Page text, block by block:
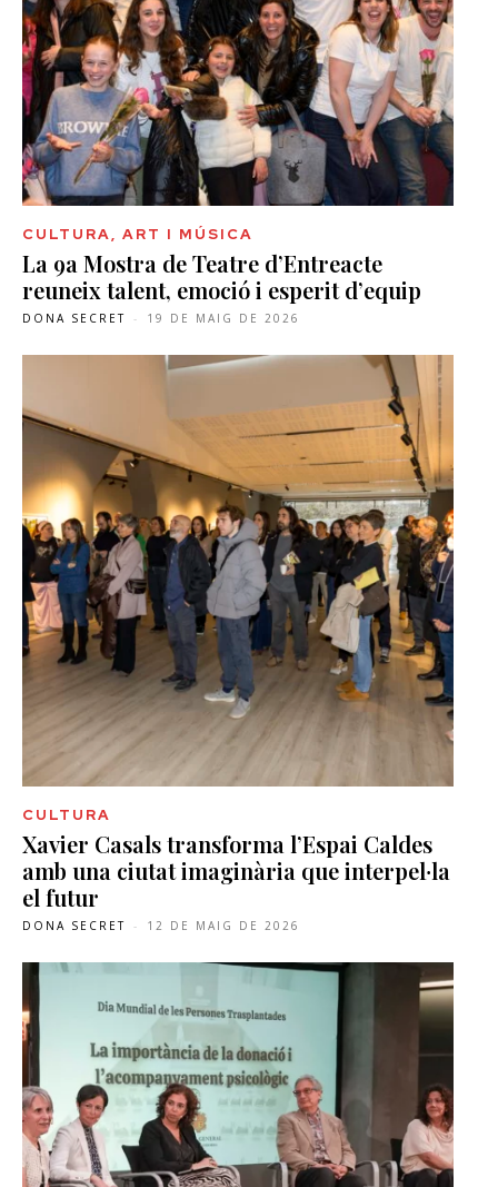
CULTURA, ART I MÚSICA
La 9a Mostra de Teatre d’Entreacte
reuneix talent, emoció i esperit d’equip
DONA SECRET - 19 DE MAIG DE 2026
CULTURA
Xavier Casals transforma l’Espai Caldes
amb una ciutat imaginària que interpel·la
el futur
DONA SECRET - 12 DE MAIG DE 2026